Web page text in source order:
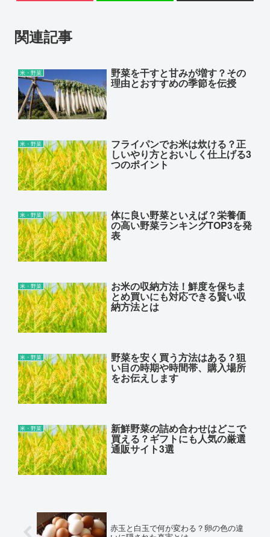
関連記事
米・野菜 野菜を干すと甘みが増す？その
理由とおすすめの季節を伝授
米・野菜 フライパンでお米は炊ける？正
しいやり方とおいしく仕上げる3
つのポイント
米・野菜 体に良い野菜といえば？栄養価
の高い野菜ランキングTOP3を発
表
米・野菜 お米の収納方法！鮮度を保ちま
とめ買いにも対応できる賢い収
納方法とは
米・野菜 野菜を安く買う方法はある？狙
い目の時期や時間帯、購入場所
をお伝えします
米・野菜 新鮮野菜の詰め合わせはどこで
買える？ギフトにも人気の厳選
通販サイト3選
赤玉と白玉で何が変わる？卵の色の違